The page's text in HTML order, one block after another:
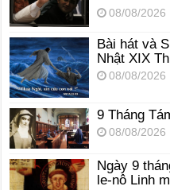
08/08/2026
Bài hát và
Nhật XIX
08/08/2026
9 Tháng
08/08/2026
Ngày 9
le-nô Linh